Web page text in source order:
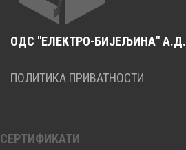
ОДС "ЕЛЕКТРО-БИЈЕЉИНА" А.Д.
ПОЛИТИКА ПРИВАТНОСТИ
СЕРТИФИКАТИ